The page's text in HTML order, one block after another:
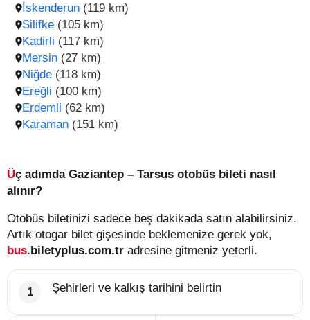
Mersin (27 km)
Niğde (118 km)
İskenderun (119 km)
Ereğli (100 km)
Silifke (105 km)
Erdemli (62 km)
Kadirli (117 km)
Karaman (151 km)
Üç adımda Gaziantep – Tarsus otobüs bileti nasıl
alınır?
Otobüs biletinizi sadece beş dakikada satın alabilirsiniz.
Artık otogar bilet gişesinde beklemenize gerek yok,
bus.biletyplus.com.tr adresine gitmeniz yeterli.
Şehirleri ve kalkış tarihini belirtin